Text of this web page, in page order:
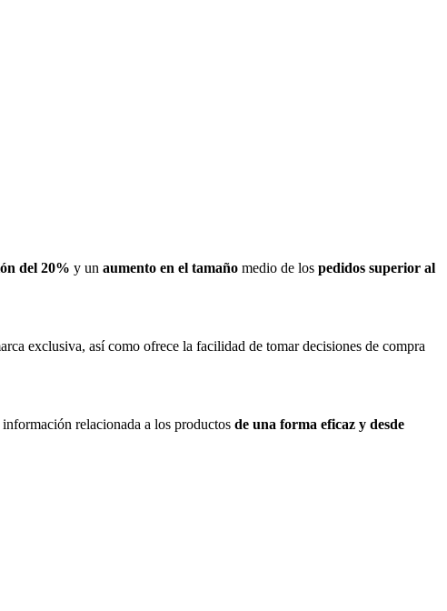
del 20% y un aumento en el tamaño medio de los pedidos superior al
exclusiva, así como ofrece la facilidad de tomar decisiones de compra
información relacionada a los productos de una forma eficaz y desde